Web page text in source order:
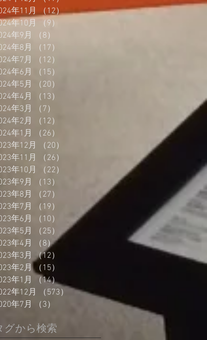
年11月 （12）12件の記事
年10月
（9）
年9月
（8）
年8月
（17）
年7月
（12）
年6月
（15）
年5月
（20）
年4月
（13）
年3月
（7）
年2月
（12）
年1月
（26）
年12月
（20）
年11月
（26）
年10月
（22）
年9月
（13）
年8月
（27）
27件の記事
年7月
（19）
19件の記事
年6月
（10）
10件の記事
年5月
（25）
25件の記事
年4月
（8）8件の記事
年3月
（12）
年2月（15）
年1月
（14）
年12月
（573）
573件の記事
年7月
（3）
グから検索